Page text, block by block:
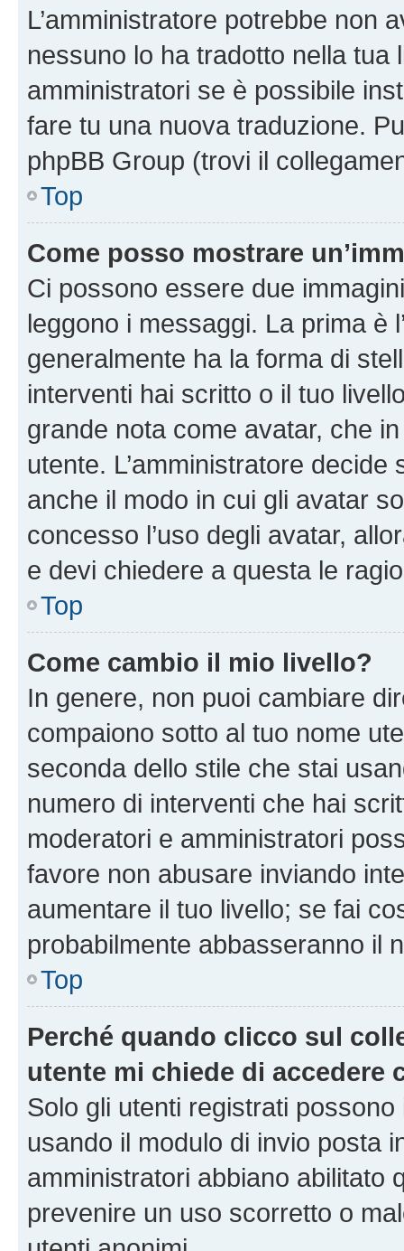
L’amministratore potrebbe non
nessuno lo ha tradotto nella tua
amministratori se è possibile
fare tu una nuova traduzione.
phpBB Group (trovi il
Top
Come posso mostrare
Ci possono essere due
leggono i messaggi. La prima è
generalmente ha la forma di
interventi hai scritto o il tuo
grande nota come avatar, che
utente. L’amministratore
anche il modo in cui gli avatar
concesso l’uso degli avatar,
e devi chiedere a questa le
Top
Come cambio il mio livello?
In genere, non puoi cambiare
compaiono sotto al tuo nome
seconda dello stile che stai
numero di interventi che hai
moderatori e amministratori
favore non abusare inviando
aumentare il tuo livello; se fai
probabilmente abbasseranno il
Top
Perché quando clicco sul
utente mi chiede di accedere
Solo gli utenti registrati
usando il modulo di invio posta
amministratori abbiano abilitato
prevenire un uso scorretto o